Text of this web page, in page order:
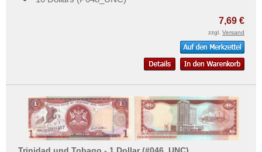
7,69 €
zzgl. Versand
Trinidad und Tobago - 1 Dollar (#046_UNC)